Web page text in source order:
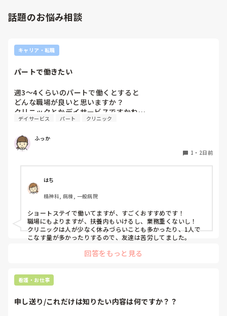
やったことないの！？もう10ヶ月なんだから、未経験なこと
新人さんが可愛そう、と感じることもある反面、ペアの先輩
が何か処置をしているけど、ペアの新人はのんびり記録して
がいいんじゃないの？」と声をかけても、「記録終わってな
早く色々覚えたい！という、意欲があまり感じられず…これ
はPNS云々よりも、その新人の性格かな？とも思いました
が、ほとんどの新人に当てはまりました。。。時代柄でしょ
うか？？
でもPNSでやれというからには、もっと業務量に見合った、
新人を指導しながら業務ができるゆとりが欲しいです。
いと思いますか？
るなら実施してみてはどうでしょうか⁉️そういう事と思います
話題のお悩み相談
キャリア・転職
パートで働きたい
週3〜4くらいのパートで働くとすると
どんな職場が良いと思いますか？
クリニックとかデイサービスですかね…
デイサービス パート クリニック
ふっか
1 ・ 2日前
はち
精神科, 病棟, 一般病院
ショートステイで働いてますが、すごくおすすめです！
職場にもよりますが、扶養内もいけるし、業務重くないし！
クリニックは人が少なく休みづらいことも多かったり、1人で
こなす量が多かったりするので、友達は苦労してました。
回答をもっと見る
看護・お仕事
申し送り/これだけは知りたい内容は何ですか？？